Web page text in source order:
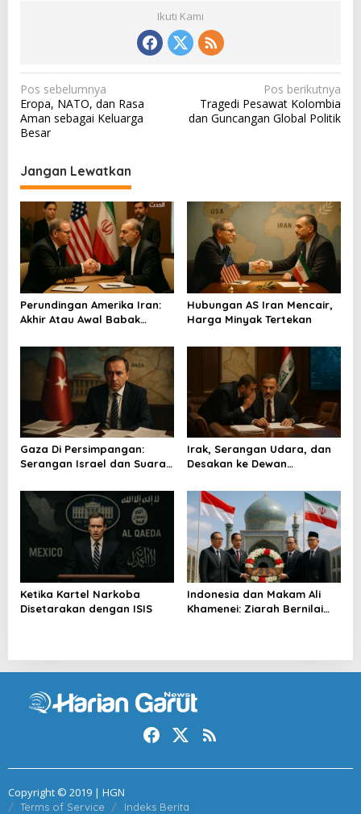
Ikuti Kami
N
a
v
g
a
s
i
p
o
s
Pos sebelumnya
Eropa, NATO, dan Rasa
Aman sebagai Keluarga
Besar
Pos berikutnya
Tragedi Pesawat Kolombia
dan Guncangan Global Politik
Jangan Lewatkan
Perundingan Amerika Iran:
Akhir Atau Awal Babak
Hubungan AS Iran Mencair,
Harga Minyak Tertekan
Gaza Di Persimpangan:
Serangan Israel dan Suara
Irak, Serangan Udara, dan
Desakan ke Dewan
Ketika Kartel Narkoba
Disetarakan dengan ISIS
Indonesia dan Makam Ali
Khamenei: Ziarah Bernilai
Copyright © 2019 | HGN
Terms of Service Indeks Berita